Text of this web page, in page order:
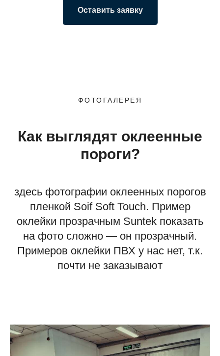
Оставить заявку
ФОТОГАЛЕРЕЯ
Как выглядят оклеенные
пороги?
здесь фотографии оклеенных порогов
пленкой Soif Soft Touch. Пример
оклейки прозрачным Suntek показать
на фото сложно — он прозрачный.
Примеров оклейки ПВХ у нас нет, т.к.
почти не заказывают